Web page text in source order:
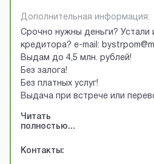
Дополнительная информация:
Срочно нужны деньги? Устали
кредитора? e-mail:
Выдам до 4,5 млн. рублей!
Без залога!
Без платных услуг!
Выдача при встрече или
Читать
полностью...
Контакты: